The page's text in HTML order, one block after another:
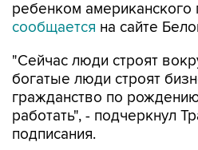
ребенком американского
сообщается на сайте
"Сейчас люди строят
богатые люди строят
гражданство по
работать", - подчеркнул
подписания.